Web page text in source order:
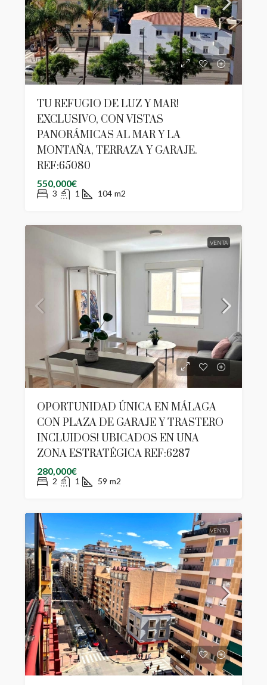
TU REFUGIO DE LUZ Y MAR!
EXCLUSIVO, CON VISTAS
PANORÁMICAS AL MAR Y LA
MONTAÑA, TERRAZA Y GARAJE.
REF:65080
550,000€
3 1 104 m2
VENTA
OPORTUNIDAD ÚNICA EN MÁLAGA
CON PLAZA DE GARAJE Y TRASTERO
INCLUIDOS! UBICADOS EN UNA
ZONA ESTRATÉGICA REF:6287
280,000€
2 1 59 m2
VENTA